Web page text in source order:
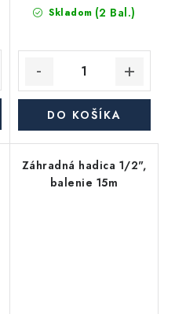
Skladom (2 Bal.)
DO KOŠÍKA
Záhradná hadica 1/2",
balenie 15m